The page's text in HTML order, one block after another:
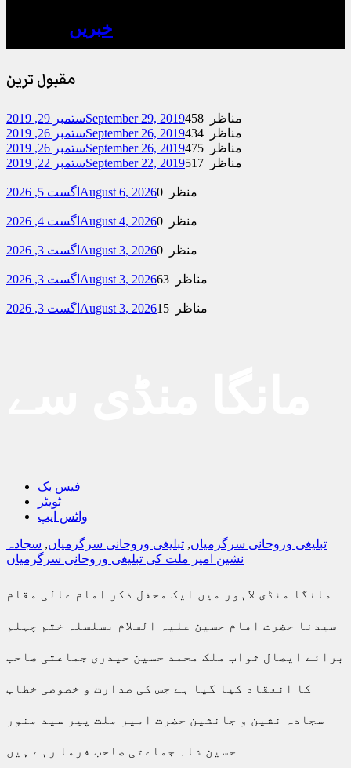
خبریں
مقبول ترین
ستمبر 29, 2019September 29, 2019
458 مناظر
ستمبر 26, 2019September 26, 2019
434 مناظر
ستمبر 26, 2019September 26, 2019
475 مناظر
ستمبر 22, 2019September 22, 2019 517 مناظر
اگست 5, 2026 August 6, 2026 0 منظر
اگست 4, 2026 August 4, 2026 0 منظر
اگست 3, 2026 August 3, 2026 0 منظر
اگست 3, 2026 August 3, 2026 63 مناظر
اگست 3, 2026 August 3, 2026 15 مناظر
فیس بک
ٹویٹر
واٹس ایپ
تبلیغی وروحانی سرگرمیاں, تبلیغی وروحانی سرگرمیاں, سجادہ
نشین امیر ملت کی تبلیغی وروحانی سرگرمیاں
مانگا منڈی لاہور میں ایک محفل ذکر امام عالی مقام
سیدنا حضرت امام حسین علیہ السلام بسلسلہ ختم چہلم
برائے ایصال ثواب ملک محمد حسین حیدری جماعتی صاحب
کا انعقاد کیا گیا ہے جس کی صدارت و خصوصی خطاب
سجادہ نشین و جانشین حضرت امیر ملت پیر سید منور
حسین شاہ جماعتی صاحب فرما رہے ہیں